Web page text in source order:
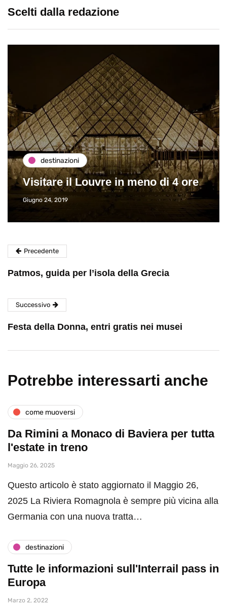
Scelti dalla redazione
destinazioni
Visitare il Louvre in meno di 4 ore
Giugno 24, 2019
Precedente
Patmos, guida per l’isola della Grecia
Successivo
Festa della Donna, entri gratis nei musei
Potrebbe interessarti anche
come muoversi
Da Rimini a Monaco di Baviera per tutta
l'estate in treno
Maggio 26, 2025
Questo articolo è stato aggiornato il Maggio 26,
2025 La Riviera Romagnola è sempre più vicina alla
Germania con una nuova tratta…
destinazioni
Tutte le informazioni sull'Interrail pass in
Europa
Marzo 2, 2022